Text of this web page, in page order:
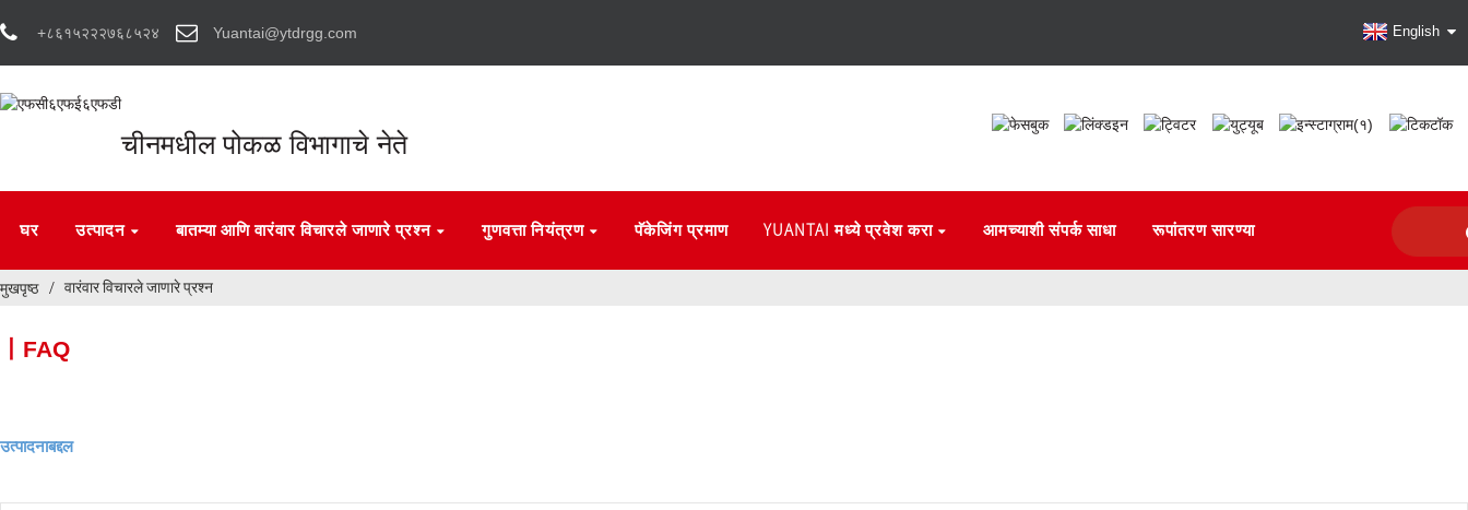
+८६१५२२२७६८५२४ Yuantai@ytdrgg.com English
चीनमधील पोकळ विभागाचे नेते
घर उत्पादन बातम्या आणि वारंवार विचारले जाणारे प्रश्न गुणवत्ता नियंत्रण पॅकेजिंग प्रमाण YUANTAI मध्ये प्रवेश करा आमच्याशी संपर्क साधा रूपांतरण सारण्या
मुखपृष्ठ वारंवार विचारले जाणारे प्रश्न
丨FAQ
उत्पादनाबद्दल